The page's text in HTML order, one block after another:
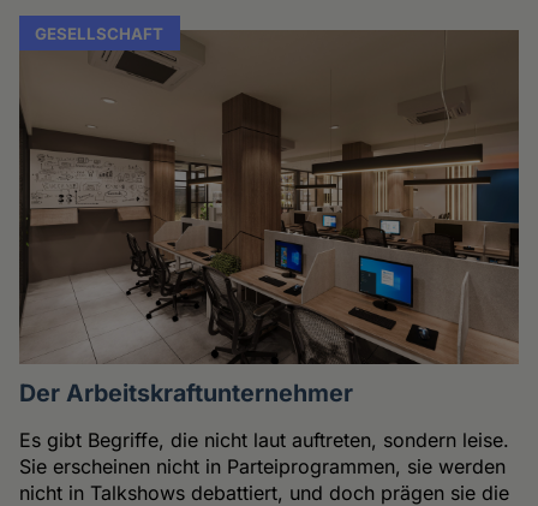
GESELLSCHAFT
Der Arbeitskraftunternehmer
Es gibt Begriffe, die nicht laut auftreten, sondern leise.
Sie erscheinen nicht in Parteiprogrammen, sie werden
nicht in Talkshows debattiert, und doch prägen sie die